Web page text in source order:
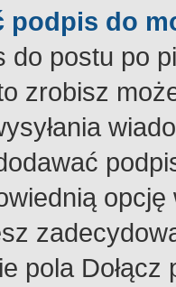
podpis do
do postu po
zrobisz
pola